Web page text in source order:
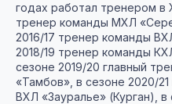
годах работал тренером в
тренер команды МХЛ
2016/17 тренер команды
2018/19 тренер команды
сезоне 2019/20 главный
«Тамбов», в сезоне 2020/
ВХЛ «Зауралье» (Курган), в